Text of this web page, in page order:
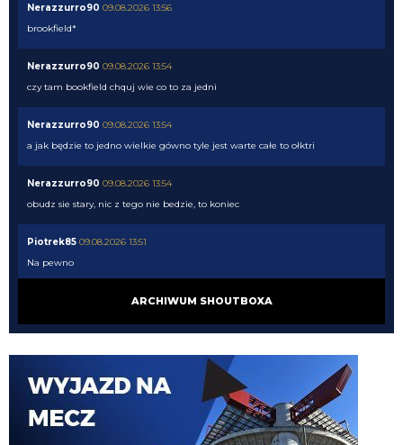
Nerazzurro90 09.08.2026 13:56
brookfield*
Nerazzurro90 09.08.2026 13:54
czy tam bookfield chquj wie co to za jedni
Nerazzurro90 09.08.2026 13:54
a jak będzie to jedno wielkie gówno tyle jest warte całe to ołktri
Nerazzurro90 09.08.2026 13:54
obudz sie stary, nic z tego nie bedzie, to koniec
Piotrek85 09.08.2026 13:51
Na pewno
09.08.2026 13:50
Nerazzurro90 09.08.2026 13:45
zwykly figurant nic poza tym
Nerazzurro90
Z tego marotty to taki prezydent jak z koziej dupy traba.
ARCHIWUM SHOUTBOXA